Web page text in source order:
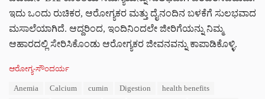
ಇದು ಒಂದು ರುಚಿಕರ, ಆರೋಗ್ಯಕರ ಮತ್ತು ದೈನಂದಿನ ಬಳಕೆಗೆ ಸುಲಭವಾದ
ಮಸಾಲೆಯಾಗಿದೆ. ಆದ್ದರಿಂದ, ಇಂದಿನಿಂದಲೇ ಜೀರಿಗೆಯನ್ನು ನಿಮ್ಮ
ಆಹಾರದಲ್ಲಿ ಸೇರಿಸಿಕೊಂಡು ಆರೋಗ್ಯಕರ ಜೀವನವನ್ನು ಕಾಪಾಡಿಕೊಳ್ಳಿ.
C
ಆರೋಗ್ಯ-ಸೌಂದರ್ಯ
Anemia Calcium cumin Digestion
health benefits